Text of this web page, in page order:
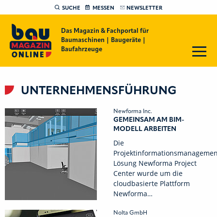
SUCHE MESSEN NEWSLETTER
Das Magazin & Fachportal für
Baumaschinen | Baugeräte |
Baufahrzeuge
UNTERNEHMENSFÜHRUNG
Newforma Inc.
GEMEINSAM AM BIM-
MODELL ARBEITEN
Die
Lösung Newforma Project
Center wurde um die
cloudbasierte Plattform
Newforma…
Nolta GmbH